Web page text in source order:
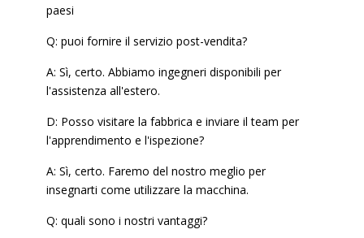
paesi
Q: puoi fornire il servizio post-vendita?
A: Sì, certo. Abbiamo ingegneri disponibili per
l'assistenza all'estero.
D: Posso visitare la fabbrica e inviare il team per
l'apprendimento e l'ispezione?
A: Sì, certo. Faremo del nostro meglio per
insegnarti come utilizzare la macchina.
Q: quali sono i nostri vantaggi?